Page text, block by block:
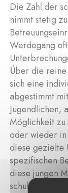
Die Zahl der
nimmt stetig
Werdegang
Über die
sich eine
abgestimmt
Jugendlichen,
Möglichkeit zu
oder wieder in
diese gezielte
spezifischen
diese jungen
schulischen